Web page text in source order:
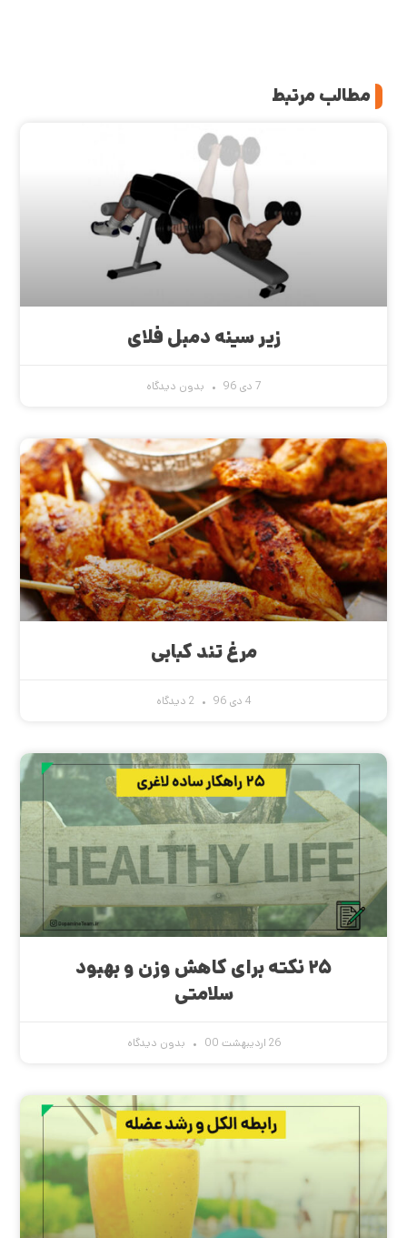
مطالب مرتبط
زیر سینه دمبل فلای
7 دی 96 بدون دیدگاه
مرغ تند کبابی
4 دی 96
۲۵ نکته برای کاهش وزن و بهبود
سلامتی
26 اردیبهشت 00 بدون دیدگاه